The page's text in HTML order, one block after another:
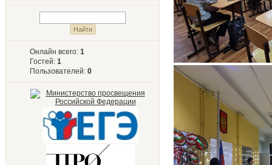
Онлайн всего: 1
Гостей: 1
Пользователей: 0